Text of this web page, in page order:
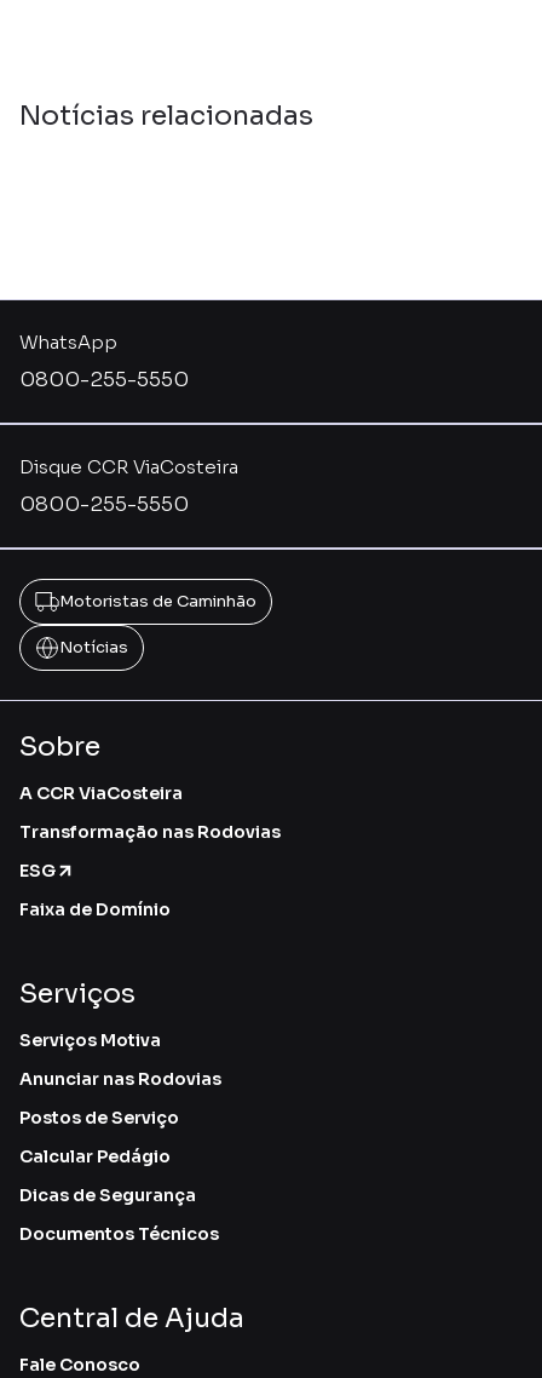
Notícias relacionadas
Disque CCR ViaCosteira
0800-255-5550
WhatsApp
0800-255-5550
Motoristas de Caminhão
Notícias
Sobre
A CCR ViaCosteira
Transformação nas Rodovias
ESG
Faixa de Domínio
Serviços
Serviços Motiva
Anunciar nas Rodovias
Postos de Serviço
Calcular Pedágio
Dicas de Segurança
Documentos Técnicos
Central de Ajuda
Fale Conosco